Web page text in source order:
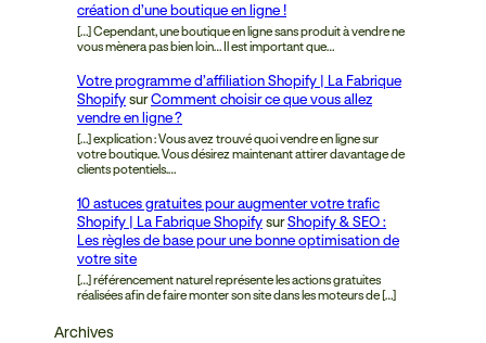
création d’une boutique en ligne !
[…] Cependant, une boutique en ligne sans produit à vendre ne
vous mènera pas bien loin… Il est important que…
Votre programme d’affiliation Shopify | La Fabrique
Shopify surComment choisir ce que vous allez
vendre en ligne ?
[…] explication : Vous avez trouvé quoi vendre en ligne sur
votre boutique. Vous désirez maintenant attirer davantage de
clients potentiels.…
10 astuces gratuites pour augmenter votre trafic
Shopify | La Fabrique Shopify surShopify & SEO :
Les règles de base pour une bonne optimisation de
votre site
[…] référencement naturel représente les actions gratuites
réalisées afin de faire monter son site dans les moteurs de […]
Archives